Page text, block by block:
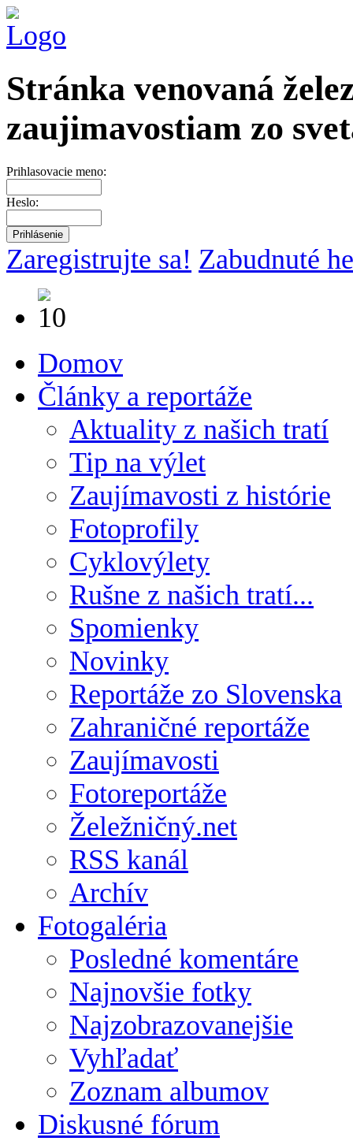
Stránka venovaná
zaujimavostiam zo
Prihlasovacie meno:
Heslo:
Zaregistrujte sa! Zabudnuté
Domov
Články a reportáže
Aktuality z našich tratí
Tip na výlet
Zaujímavosti z histórie
Fotoprofily
Cyklovýlety
Rušne z našich tratí...
Spomienky
Novinky
Reportáže zo Slovenska
Zahraničné reportáže
Zaujímavosti
Fotoreportáže
Želežničný.net
RSS kanál
Archív
Fotogaléria
Posledné komentáre
Najnovšie fotky
Najzobrazovanejšie
Vyhľadať
Zoznam albumov
Diskusné fórum